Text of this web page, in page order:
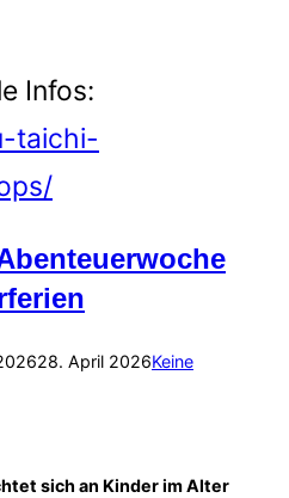
Infos:
taichi-
28. April 2026Keine
sich an Kinder im Alter